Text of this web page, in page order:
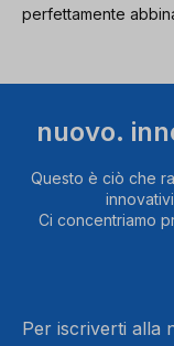
perfettamente
nuovo.
Questo è ciò che
Ci concentriamo
Per iscriverti alla